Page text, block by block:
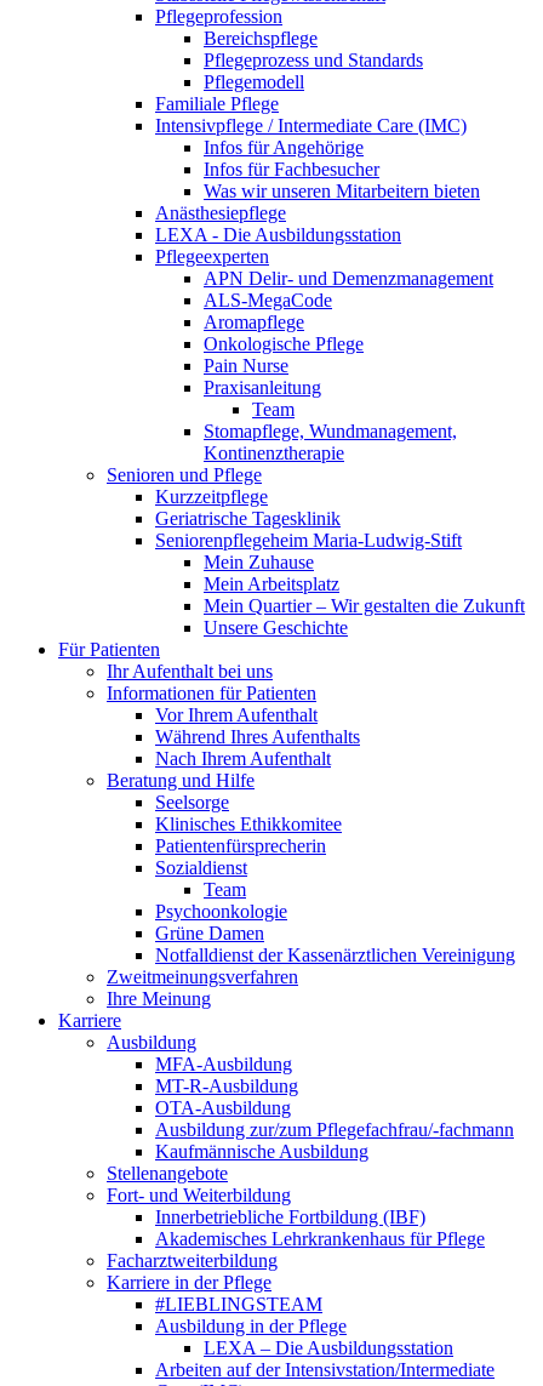
Pflegeprofession
Bereichspflege
Pflegeprozess und Standards
Pflegemodell
Familiale Pflege
Intensivpflege / Intermediate Care (IMC)
Infos für Angehörige
Infos für Fachbesucher
Was wir unseren Mitarbeitern bieten
Anästhesiepflege
LEXA - Die Ausbildungsstation
Pflegeexperten
APN Delir- und Demenzmanagement
ALS-MegaCode
Aromapflege
Onkologische Pflege
Pain Nurse
Praxisanleitung
Team
Stomapflege, Wundmanagement,
Kontinenztherapie
Senioren und Pflege
Kurzzeitpflege
Geriatrische Tagesklinik
Seniorenpflegeheim Maria-Ludwig-Stift
Mein Zuhause
Mein Arbeitsplatz
Mein Quartier – Wir gestalten die Zukunft
Unsere Geschichte
Für Patienten
Ihr Aufenthalt bei uns
Informationen für Patienten
Vor Ihrem Aufenthalt
Während Ihres Aufenthalts
Nach Ihrem Aufenthalt
Beratung und Hilfe
Seelsorge
Klinisches Ethikkomitee
Patientenfürsprecherin
Sozialdienst
Team
Psychoonkologie
Grüne Damen
Notfalldienst der Kassenärztlichen Vereinigung
Zweitmeinungsverfahren
Ihre Meinung
Karriere
Ausbildung
MFA-Ausbildung
MT-R-Ausbildung
OTA-Ausbildung
Ausbildung zur/zum Pflegefachfrau/-fachmann
Kaufmännische Ausbildung
Stellenangebote
Fort- und Weiterbildung
Innerbetriebliche Fortbildung (IBF)
Akademisches Lehrkrankenhaus für Pflege
Facharztweiterbildung
Karriere in der Pflege
#LIEBLINGSTEAM
Ausbildung in der Pflege
LEXA – Die Ausbildungsstation
Arbeiten auf der Intensivstation/Intermediate